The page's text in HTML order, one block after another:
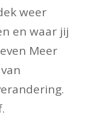
weer
en waar jij
Meer